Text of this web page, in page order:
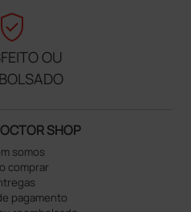
verified_user
OU
SHOP
somos
comprar
pagamento